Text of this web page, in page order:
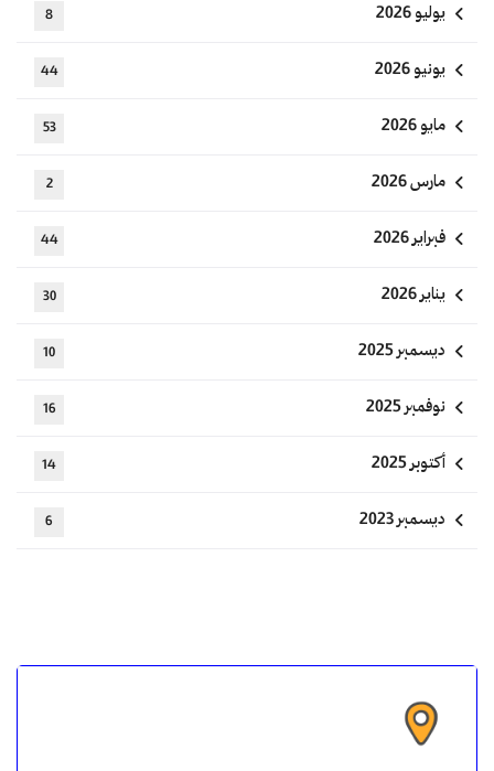
يوليو 2026 8
يونيو 2026 44
مايو 2026 53
مارس 2026 2
فبراير 2026 44
يناير 2026 30
ديسمبر 2025 10
نوفمبر 2025 16
أكتوبر 2025 14
ديسمبر 2023 6